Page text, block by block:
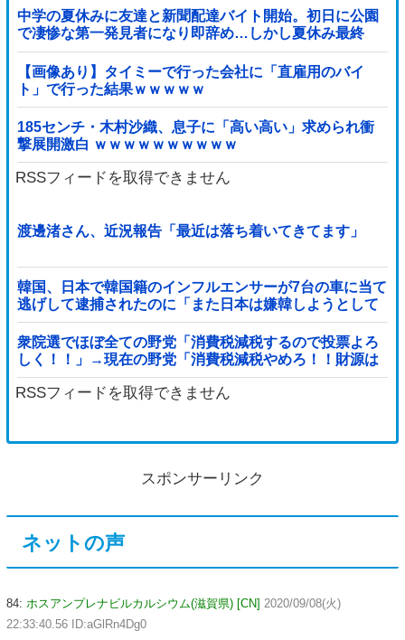
中学の夏休みに友達と新聞配達バイト開始。初日に公園
で凄惨な第一発見者になり即辞め…しかし夏休み最終
日、バイトを続けた友人の身に起きた「更なる悲劇」←
このバイト先、呪われすぎだろ
【画像あり】タイミーで行った会社に「直雇用のバイ
ト」で行った結果ｗｗｗｗｗ
185センチ・木村沙織、息子に「高い高い」求められ衝
撃展開激白 ｗｗｗｗｗｗｗｗｗｗ
RSSフィードを取得できません
渡邊渚さん、近況報告「最近は落ち着いてきてます」
韓国、日本で韓国籍のインフルエンサーが7台の車に当て
逃げして逮捕されたのに「また日本は嫌韓しようとして
いる」と決めつけて責任転嫁
衆院選でほぼ全ての野党「消費税減税するので投票よろ
しく！！」→現在の野党「消費税減税やめろ！！財源は
どうするんだ！！」他
RSSフィードを取得できません
スポンサーリンク
ネットの声
84: ホスアンプレナビルカルシウム(滋賀県) [CN] 2020/09/08(火)
22:33:40.56 ID:aGlRn4Dg0